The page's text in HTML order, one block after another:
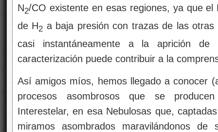
N2/CO existente en esas regiones, ya que el
de H2 a baja presión con trazas de las
casi instantáneamente a la aprición
caracterización puede contribuir a la
Así amigos míos, hemos llegado a conocer
procesos asombrosos que se
Interestelar, en esa Nebulosas que,
miramos asombrados maravilándonos